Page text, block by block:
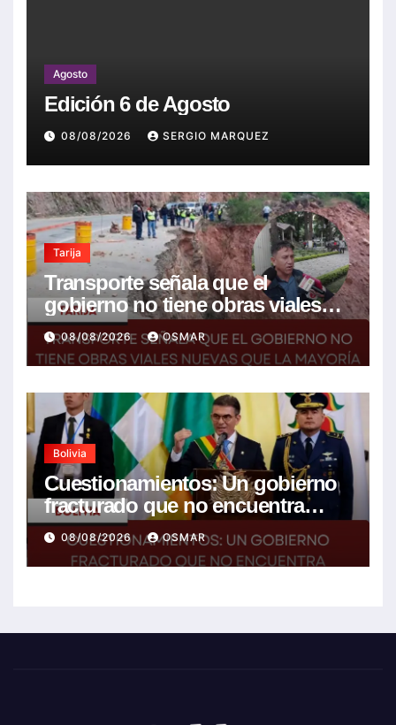
Agosto
Edición 6 de Agosto
08/08/2026 SERGIO MARQUEZ
Tarija
Transporte señala que el
gobierno no tiene obras viales
nuevas que la mayoría son de la
anterior gestión
08/08/2026 OSMAR
Bolivia
Cuestionamientos: Un gobierno
fracturado que no encuentra
soluciones a la crisis
08/08/2026 OSMAR